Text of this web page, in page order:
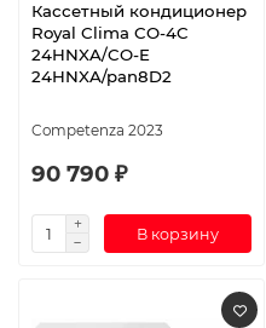
Кассетный кондиционер
Royal Clima CO-4C
24HNXA/CO-E
24HNXA/pan8D2
Competenza 2023
90 790 ₽
В корзину